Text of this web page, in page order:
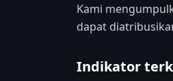
Kami
dapat
Indikator